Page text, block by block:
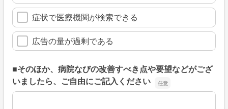
症状で医療機関が検索できる
広告の量が過剰である
■そのほか、病院なびの改善すべき点や要望などがござ
いましたら、ご自由にご記入ください
■そのほか、病院なびの改善すべき点や要望などがござい